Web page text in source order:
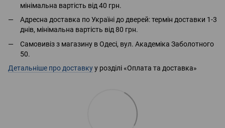
мінімальна вартість від 40 грн.
Адресна доставка по Україні до дверей: термін доставки 1-3
днів, мінімальна вартість від 80 грн.
Самовивіз з магазину в Одесі, вул. Академіка Заболотного
50.
Детальніше про доставкуу розділі «Оплата та доставка»